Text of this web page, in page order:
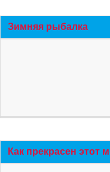
Зимняя рыбалка
Как прекрасен этот